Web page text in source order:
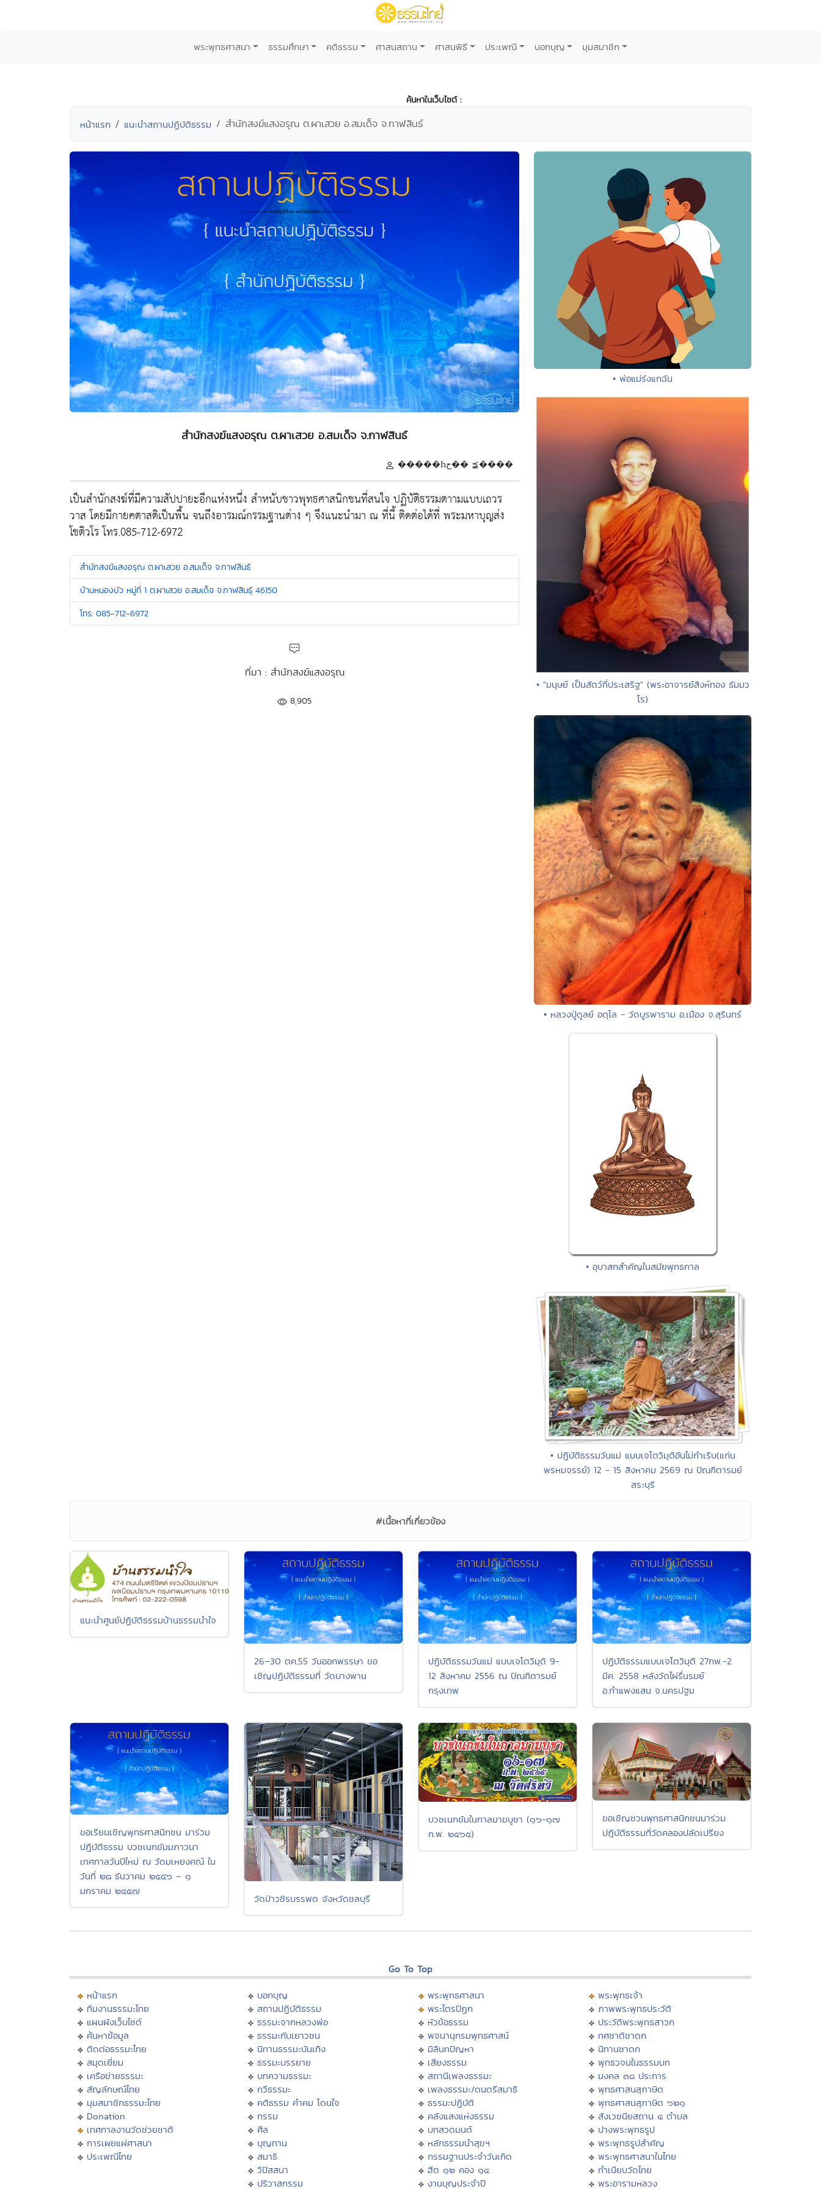
พระพุทธศาสนา ธรรมศึกษา คติธรรม ศาสนสถาน ศาสนพิธี ประเพณี บอกบุญ มุมสมาชิก
ค้นหาในเว็บไซต์ :
หน้าแรก แนะนำสถานปฏิบัติธรรม สำนักสงฆ์แสงอรุณ ต.ผาเสวย อ.สมเด็จ จ.กาฬสินธ์
สำนักสงฆ์แสงอรุณ ต.ผาเสวย อ.สมเด็จ จ.กาฬสินธ์
�����Һح�� ⪵����
เป็นสำนักสงฆ์ที่มีความสัปปายะอีกแห่งหนึ่ง สำหนับชาวพุทธศาสนิกชนที่สนใจ ปฏิบัติธรรมตาามแบบเถวร
วาส โดยมีกายคตาสติเป็นพื้น จนถึงอารมณ์กรรมฐานต่าง ๆ จึงแนะนำมา ณ ที่นี้ ติดต่อได้ที่ พระมหาบุญส่ง
โชติวโร โทร.085-712-6972
สำนักสงฆ์แสงอรุณ ต.ผาเสวย อ.สมเด็จ จ.กาฬสินธ์
บ้านหนองบัว หมู่ที่ 1 ต.ผาเสวย อ.สมเด็จ จ.กาฬสินธุ์ 46150
โทร: 085-712-6972
ที่มา : สำนักสงฆ์แสงอรุณ
8,905
• พ่อแม่รังแกฉัน
• "มนุษย์ เป็นสัตว์ที่ประเสริฐ" (พระอาจารย์สิงห์ทอง ธัมมว
โร)
• หลวงปู่ดูลย์ อตุโล - วัดบูรพาราม อ.เมือง จ.สุรินทร์
• อุบาสกสำคัญในสมัยพุทธกาล
• ปฏิบัติธรรมวันแม่ แบบเจโตวิมุติอันไม่กำเริบ(แก่น
พรหมจรรย์) 12 - 15 สิงหาคม 2569 ณ ปัณฑิตารมย์
สระบุรี
#เนื้อหาที่เกี่ยวข้อง
แนะนำศูนย์ปฏิบัติธรรมบ้านธรรมนำใจ
26–30 ตค.55 วันออกพรรษา ขอ
เชิญปฏิบัติธรรมที่ วัดบางพาน
ปฏิบัติธรรมวันแม่ แบบเจโตวิมุติ 9-
12 สิงหาคม 2556 ณ ปัณฑิตารมย์
กรุงเทพ
ปฏิบัติธรรมแบบเจโตวิมุติ 27กพ.-2
มีค. 2558 หลังวัดไผ่รื่นรมย์
อ.กำแพงแสน จ.นครปฐม
ขอเรียนเชิญพุทธศาสนิกชน มาร่วม
ปฏิบัติธรรม บวชเนกขัมมภาวนา
เทศกาลวันปีใหม่ ณ วัดมเหยงคณ์ ใน
วันที่ ๒๘ ธันวาคม ๒๕๕๖ – ๑
มกราคม ๒๕๕๗
วัดป่าวชิรบรรพต จังหวัดชลบุรี
บวชเนกขัมในกาลมาฆบูชา (๑๖-๑๗
ก.พ. ๒๕๖๕)
ขอเชิญชวนพุทธศาสนิกชนมาร่วม
ปฎิบัติธรรมที่วัดคลองปลัดเปรียง
Go To Top
หน้าแรก
ทีมงานธรรมะไทย
แผนผังเว็บไซต์
ค้นหาข้อมูล
ติดต่อธรรมะไทย
สมุดเยี่ยม
เครือข่ายธรรมะ
สัญลักษณ์ไทย
มุมสมาชิกธรรมะไทย
Donation
เทศกาลงานวัดช่วยชาติ
การเผยแผ่ศาสนา
ประเพณีไทย
บอกบุญ
สถานปฏิบัติธรรม
ธรรมะจากหลวงพ่อ
ธรรมะกับเยาวชน
นิทานธรรมะบันเทิง
ธรรมะบรรยาย
บทความธรรมะ
กวีธรรมะ
คติธรรม คำคม โดนใจ
กรรม
ศีล
บุญทาน
สมาธิ
วิปัสสนา
ปริวาสกรรม
พระพุทธศาสนา
พระไตรปิฏก
หัวข้อธรรม
พจนานุกรมพุทธศาสน์
มิลินทปัญหา
เสียงธรรม
สถานีเพลงธรรมะ
เพลงธรรมะ/ดนตรีสมาธิ
ธรรมะปฏิบัติ
คลังแสงแห่งธรรม
บทสวดมนต์
หลักธรรมนำสุขฯ
กรรมฐานประจำวันเกิด
ฮีต ๑๒ คอง ๑๔
งานบุญประจำปี
พระพุทธเจ้า
ภาพพระพุทธประวัติ
ประวัติพระพุทธสาวก
ทศชาติชาดก
นิทานชาดก
พุทธวจนในธรรมบท
มงคล ๓๘ ประการ
พุทธศาสนสุภาษิต
พุทธศาสนสุภาษิต ๖๒๑
สังเวชนียสถาน ๔ ตำบล
ปางพระพุทธรูป
พระพุทธรูปสำคัญ
พระพุทธศาสนาในไทย
ทำเนียบวัดไทย
พระอารามหลวง